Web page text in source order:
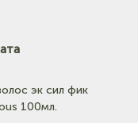
(на карте)
эк сил фик
100мл.